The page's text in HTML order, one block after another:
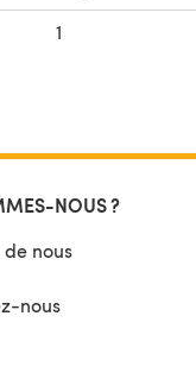
1
NOUS ?
nous
nous